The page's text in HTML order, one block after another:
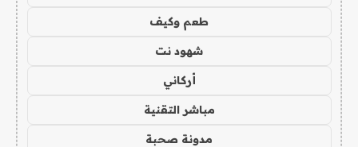
طعم وكيف
شهود نت
أركاني
مباشر التقنية
مدونة صحبة